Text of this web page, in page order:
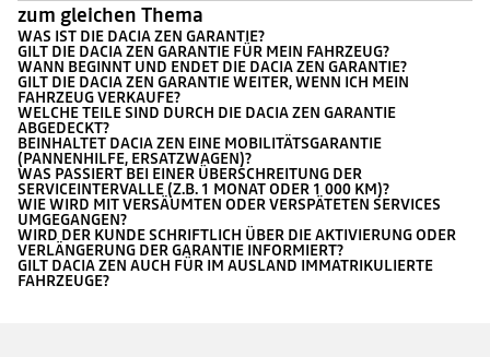
zum gleichen Thema
WAS IST DIE DACIA ZEN GARANTIE?
GILT DIE DACIA ZEN GARANTIE FÜR MEIN FAHRZEUG?
WANN BEGINNT UND ENDET DIE DACIA ZEN GARANTIE?
GILT DIE DACIA ZEN GARANTIE WEITER, WENN ICH MEIN
FAHRZEUG VERKAUFE?
WELCHE TEILE SIND DURCH DIE DACIA ZEN GARANTIE
ABGEDECKT?
BEINHALTET DACIA ZEN EINE MOBILITÄTSGARANTIE
(PANNENHILFE, ERSATZWAGEN)?
WAS PASSIERT BEI EINER ÜBERSCHREITUNG DER
SERVICEINTERVALLE (Z.B. 1 MONAT ODER 1 000 KM)?
WIE WIRD MIT VERSÄUMTEN ODER VERSPÄTETEN SERVICES
UMGEGANGEN?
WIRD DER KUNDE SCHRIFTLICH ÜBER DIE AKTIVIERUNG ODER
VERLÄNGERUNG DER GARANTIE INFORMIERT?
GILT DACIA ZEN AUCH FÜR IM AUSLAND IMMATRIKULIERTE
FAHRZEUGE?